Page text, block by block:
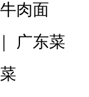
肉面
广东菜